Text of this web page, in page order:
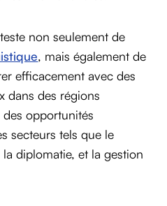
non seulement de
, mais également de
efficacement avec des
dans des régions
opportunités
secteurs tels que le
diplomatie, et la gestion